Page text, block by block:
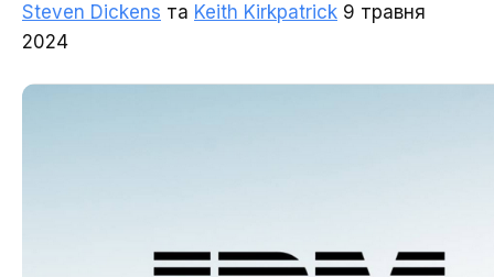
Steven Dickens та Keith Kirkpatrick 9 травня
2024